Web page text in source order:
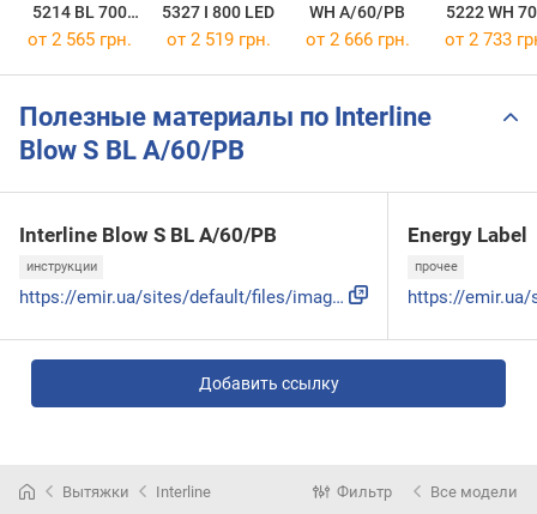
5214 BL 700
LED
5327 I 800 LED
WH A/60/PB
5222 WH
LED
от 2 565 грн. от 2 519 грн. от 2 666 грн. от 2 733
Полезные материалы по Interline
Blow S BL A/60/PB
Interline Blow S BL A/60/PB
инструкции
https://emir.ua/sites/default/files/images-1c/instruction/1...
Energy Label
прочее
Добавить ссылку
Вытяжки Interline Фильтр Все модели